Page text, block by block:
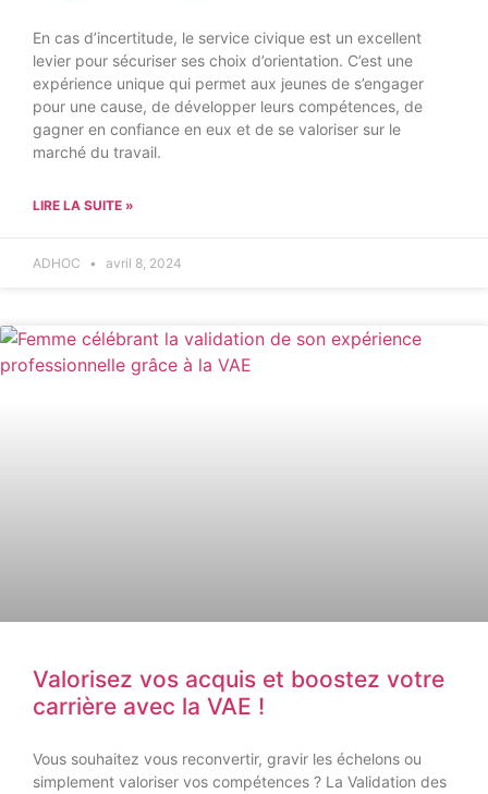
En cas d’incertitude, le service civique est un excellent
levier pour sécuriser ses choix d’orientation. C’est une
expérience unique qui permet aux jeunes de s’engager
pour une cause, de développer leurs compétences, de
gagner en confiance en eux et de se valoriser sur le
marché du travail.
LIRE LA SUITE »
ADHOC avril 8, 2024
Valorisez vos acquis et boostez votre
carrière avec la VAE !
Vous souhaitez vous reconvertir, gravir les échelons ou
simplement valoriser vos compétences ? La Validation des